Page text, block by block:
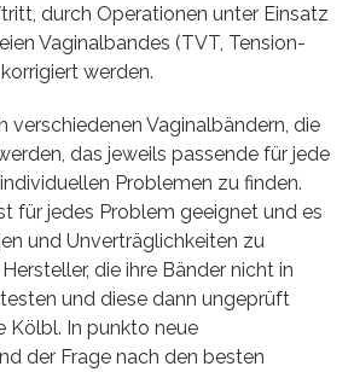
durch Operationen unter Einsatz
Vaginalbandes (TVT, Tension-
werden.
verschiedenen Vaginalbändern, die
das jeweils passende für jede
Problemen zu finden.
für jedes Problem geeignet und es
und Unverträglichkeiten zu
die ihre Bänder nicht in
und diese dann ungeprüft
Kölbl. In punkto neue
der Frage nach den besten